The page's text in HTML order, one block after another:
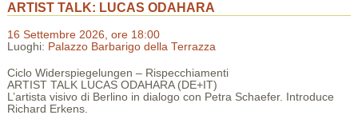
ARTIST TALK: LUCAS ODAHARA
16 Settembre 2026, ore 18:00
Luoghi: Palazzo Barbarigo della Terrazza
Ciclo Widerspiegelungen – Rispecchiamenti
ARTIST TALK LUCAS ODAHARA (DE+IT)
L’artista visivo di Berlino in dialogo con Petra Schaefer. Introduce
Richard Erkens.